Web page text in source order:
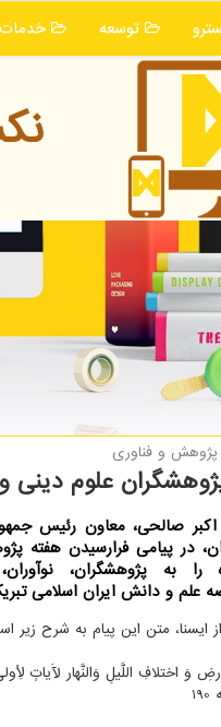
توسعه خدمات
پژوهش و فناوری
علوم دینی
صالحی، معاون رئیس
در پیامی فرارسیدن هفته
به پژوهشگران، نوآوران،
علم و دانش ایران اسلامی
ایسنا، متن این پیام به شرح زیر
اختلافِ اللَّیلِ وَالنَّهار لَآیاتٍ